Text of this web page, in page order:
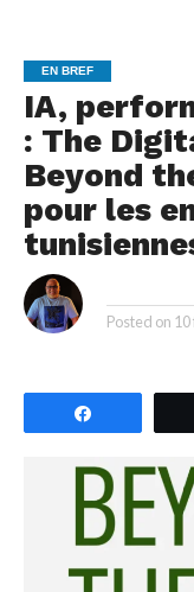
EN BREF
IA,
: The
Beyond
pour les
Posted on